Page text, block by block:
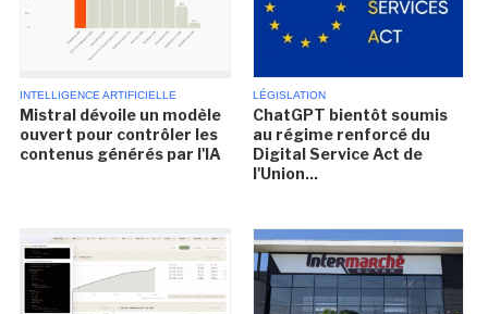
INTELLIGENCE ARTIFICIELLE
Mistral dévoile un modèle
ouvert pour contrôler les
contenus générés par l'IA
LÉGISLATION
ChatGPT bientôt soumis
au régime renforcé du
Digital Service Act de
l'Union...